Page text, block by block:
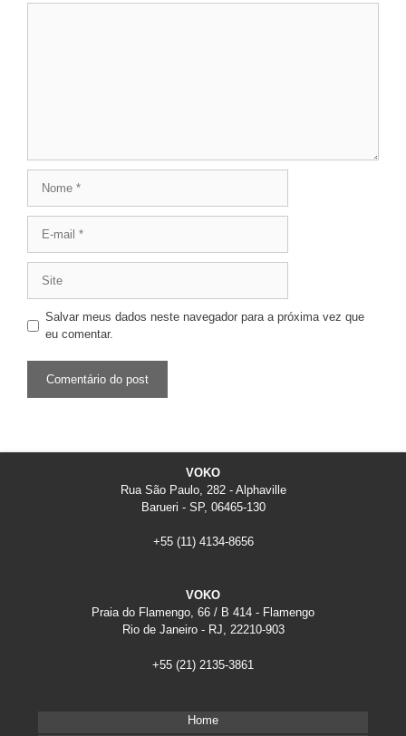
mail
Salvar meus dados neste navegador para a próxima vez que
eu comentar.
VOKO
Rua São Paulo, 282 - Alphaville
Barueri - SP, 06465-130
+55 (11) 4134-8656
VOKO
Praia do Flamengo, 66 / B 414 - Flamengo
Rio de Janeiro - RJ, 22210-903
+55 (21) 2135-3861
Home